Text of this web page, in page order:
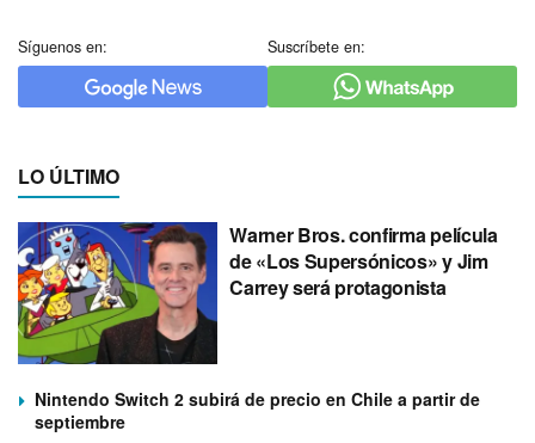
Síguenos en: Suscríbete en:
LO ÚLTIMO
Warner Bros. confirma película
de «Los Supersónicos» y Jim
Carrey será protagonista
Nintendo Switch 2 subirá de precio en Chile a partir de
septiembre